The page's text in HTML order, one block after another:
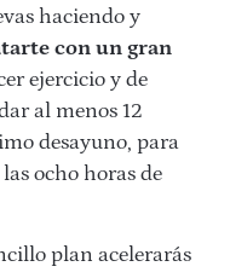
haciendo y
con un gran
ejercicio y de
al menos 12
desayuno, para
ocho horas de
plan acelerarás